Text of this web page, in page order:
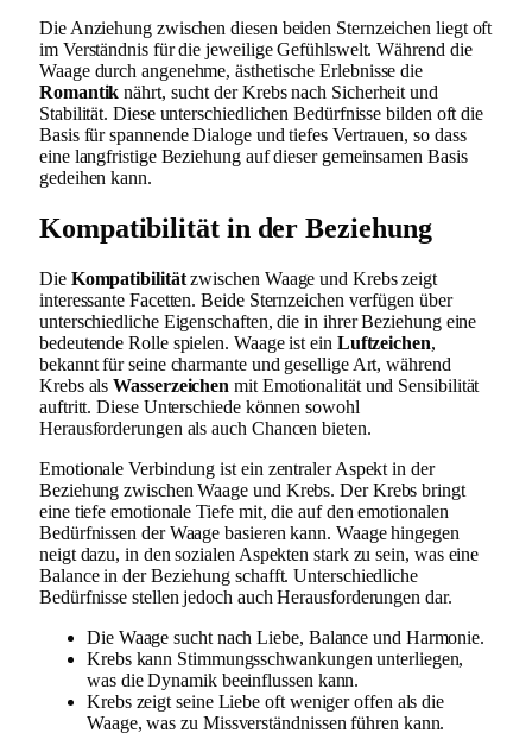
Die Anziehung zwischen diesen beiden Sternzeichen liegt oft
im Verständnis für die jeweilige Gefühlswelt. Während die
Waage durch angenehme, ästhetische Erlebnisse die
Romantik nährt, sucht der Krebs nach Sicherheit und
Stabilität. Diese unterschiedlichen Bedürfnisse bilden oft die
Basis für spannende Dialoge und tiefes Vertrauen, so dass
eine langfristige Beziehung auf dieser gemeinsamen Basis
gedeihen kann.
Kompatibilität in der Beziehung
Die Kompatibilitätzwischen Waage und Krebs zeigt
interessante Facetten. Beide Sternzeichen verfügen über
unterschiedliche Eigenschaften, die in ihrer Beziehung eine
bedeutende Rolle spielen. Waage ist ein Luftzeichen,
bekannt für seine charmante und gesellige Art, während
Krebs alsWasserzeichen mit Emotionalität und Sensibilität
auftritt. Diese Unterschiede können sowohl
Herausforderungen als auch Chancen bieten.
Emotionale Verbindung ist ein zentraler Aspekt in der
Beziehung zwischen Waage und Krebs. Der Krebs bringt
eine tiefe emotionale Tiefe mit, die auf den emotionalen
Bedürfnissen der Waage basieren kann. Waage hingegen
neigt dazu, in den sozialen Aspekten stark zu sein, was eine
Balance in der Beziehung schafft. Unterschiedliche
Bedürfnisse stellen jedoch auch Herausforderungen dar.
Die Waage sucht nach Liebe, Balance und Harmonie.
Krebs kann Stimmungsschwankungen unterliegen,
was die Dynamik beeinflussen kann.
Krebs zeigt seine Liebe oft weniger offen als die
Waage, was zu Missverständnissen führen kann.